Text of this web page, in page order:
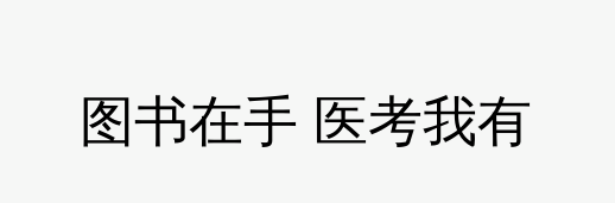
图书在手 医考我有